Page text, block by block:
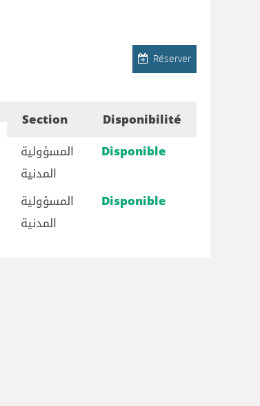
Réserver
Section
Disponibilité
المسؤولية
المدنية
Disponible
المسؤولية
المدنية
Disponible